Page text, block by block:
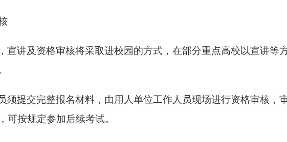
宣讲及资格审核将采取进校园的方式，在部分重点高校以宣讲等
须提交完整报名材料，由用人单位工作人员现场进行资格审核，
可按规定参加后续考试。